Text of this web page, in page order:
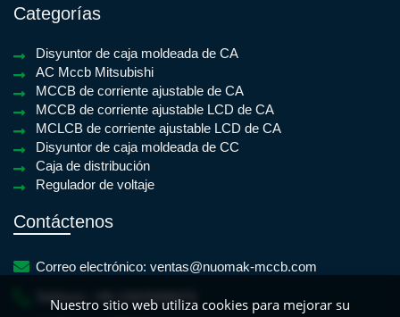
Nuestro sitio web utiliza cookies para mejorar su
Categorías
Disyuntor de caja moldeada de CA
AC Mccb Mitsubishi
MCCB de corriente ajustable de CA
MCCB de corriente ajustable LCD de CA
MCLCB de corriente ajustable LCD de CA
Disyuntor de caja moldeada de CC
Caja de distribución
Regulador de voltaje
Contáctenos
Correo electrónico: ventas@nuomak-mccb.com
Teléfono:
+86-15825688470